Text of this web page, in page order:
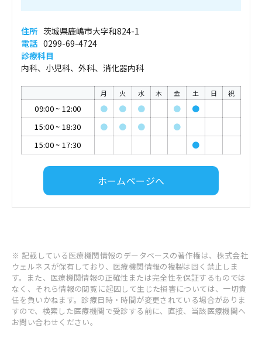
住所 茨城県鹿嶋市大字和824-1
電話 0299-69-4724
診療科目
内科、小児科、外科、消化器内科
月 火 水 木 金 土 日 祝
09:00~ 12:00 ● ● ● ●
●
15:00~ 18:30 ● ● ●
●
15:00~ 17:30 ●
ホームページへ
※ 記載している医療機関情報のデータベースの著作権は、株式会社
ウェルネスが保有しており、医療機関情報の複製は固く禁止しま
す。また、医療機関情報の正確性または完全性を保証するものでは
なく、それら情報の閲覧に起因して生じた損害については、一切責
任を負いかねます。診療日時・時間が変更されている場合がありま
すので、検索した医療機関で受診する前に、直接、当該医療機関へ
お問い合わせください。